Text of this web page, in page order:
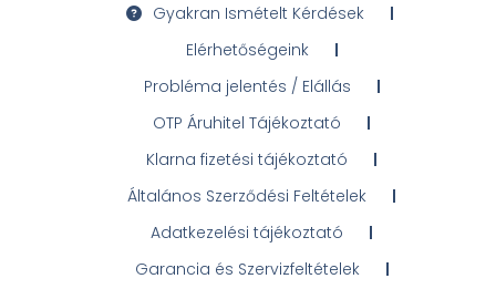
Gyakran Ismételt Kérdések
Elérhetőségeink
Probléma jelentés / Elállás
OTP Áruhitel Tájékoztató
Klarna fizetési tájékoztató
Általános Szerződési Feltételek
Adatkezelési tájékoztató
Garancia és Szervizfeltételek